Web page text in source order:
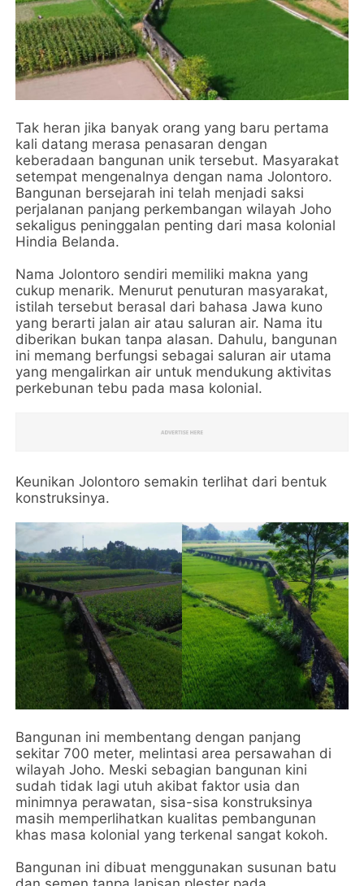
Tak heran jika banyak orang yang baru pertama
kali datang merasa penasaran dengan
keberadaan bangunan unik tersebut. Masyarakat
setempat mengenalnya dengan nama Jolontoro.
Bangunan bersejarah ini telah menjadi saksi
perjalanan panjang perkembangan wilayah Joho
sekaligus peninggalan penting dari masa kolonial
Hindia Belanda.
Nama Jolontoro sendiri memiliki makna yang
cukup menarik. Menurut penuturan masyarakat,
istilah tersebut berasal dari bahasa Jawa kuno
yang berarti jalan air atau saluran air. Nama itu
diberikan bukan tanpa alasan. Dahulu, bangunan
ini memang berfungsi sebagai saluran air utama
yang mengalirkan air untuk mendukung aktivitas
perkebunan tebu pada masa kolonial.
Keunikan Jolontoro semakin terlihat dari bentuk
konstruksinya.
Bangunan ini membentang dengan panjang
sekitar 700 meter, melintasi area persawahan di
wilayah Joho. Meski sebagian bangunan kini
sudah tidak lagi utuh akibat faktor usia dan
minimnya perawatan, sisa-sisa konstruksinya
masih memperlihatkan kualitas pembangunan
khas masa kolonial yang terkenal sangat kokoh.
Bangunan ini dibuat menggunakan susunan batu